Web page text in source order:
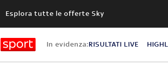
Esplora tutte le offerte Sky
In evidenza:RISULTATI LIVE